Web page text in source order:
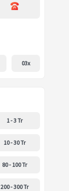
03x
1 - 3 Tr
10 - 30 Tr
80 - 100 Tr
200 - 300 Tr